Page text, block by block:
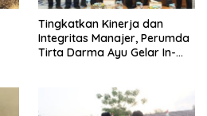
‎Tingkatkan Kinerja dan
Integritas Manajer, Perumda
Tirta Darma Ayu Gelar In-